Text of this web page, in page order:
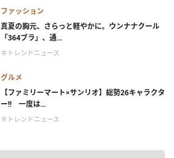
ファッション
真夏の胸元、さらっと軽やかに。ウンナナクール
「364ブラ」、通...
＃トレンドニュース
グルメ
【ファミリーマート×サンリオ】総勢26キャラクタ
ー!! 一度は...
＃トレンドニュース